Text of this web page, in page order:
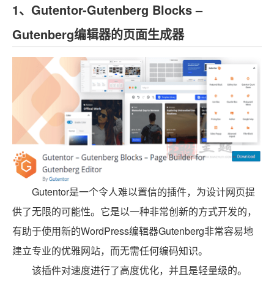
1、Gutentor-Gutenberg Blocks –
Gutenberg编辑器的页面生成器
Gutentor是一个令人难以置信的插件，为设计网页提
供了无限的可能性。它是以一种非常创新的方式开发的，
有助于使用新的WordPress编辑器Gutenberg非常容易地
建立专业的优雅网站，而无需任何编码知识。
该插件对速度进行了高度优化，并且是轻量级的。